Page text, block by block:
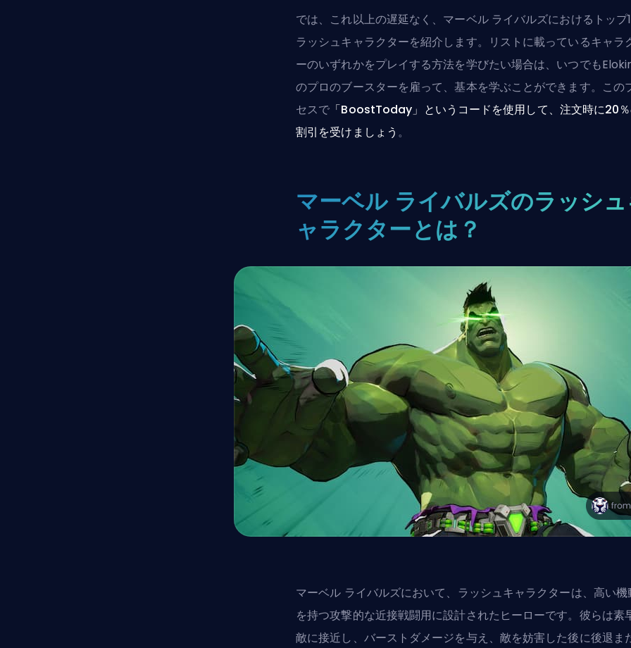
では、これ以上の遅延なく、マーベル ライバルズにおけるトップ
ラッシュキャラクターを紹介します。リストに載っているキャラ
ーのいずれかをプレイする方法を学びたい場合は、いつでも
のプロのブースターを雇って、基本を学ぶことができます。この
セスで 「BoostToday」というコードを使用して、注文時に20
割引を受けましょう 。
マーベル ライバルズのラッシ
ャラクターとは？
マーベル ライバルズにおいて、ラッシュキャラクターは、高い機
を持つ攻撃的な近接戦闘用に設計されたヒーローです。彼らは素
敵に接近し、バーストダメージを与え、敵を妨害した後に後退ま